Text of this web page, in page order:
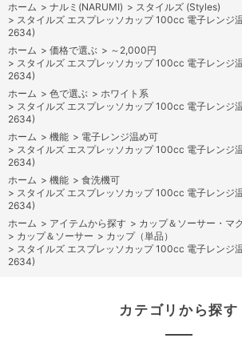
ホーム > ナルミ(NARUMI) > スタイルズ (Styles)
> スタイルズ エスプレッソカップ 100cc 電子レンジ
2634)
ホーム > 価格で選ぶ > ～2,000円
> スタイルズ エスプレッソカップ 100cc 電子レンジ
2634)
ホーム > 色で選ぶ > ホワイト系
> スタイルズ エスプレッソカップ 100cc 電子レンジ
2634)
ホーム > 機能 > 電子レンジ温め可
> スタイルズ エスプレッソカップ 100cc 電子レンジ
2634)
ホーム > 機能 > 食洗機可
> スタイルズ エスプレッソカップ 100cc 電子レンジ
2634)
ホーム > アイテムから探す > カップ＆ソーサー・マ
> カップ＆ソーサー > カップ（単品）
> スタイルズ エスプレッソカップ 100cc 電子レンジ
2634)
カテゴリから探す